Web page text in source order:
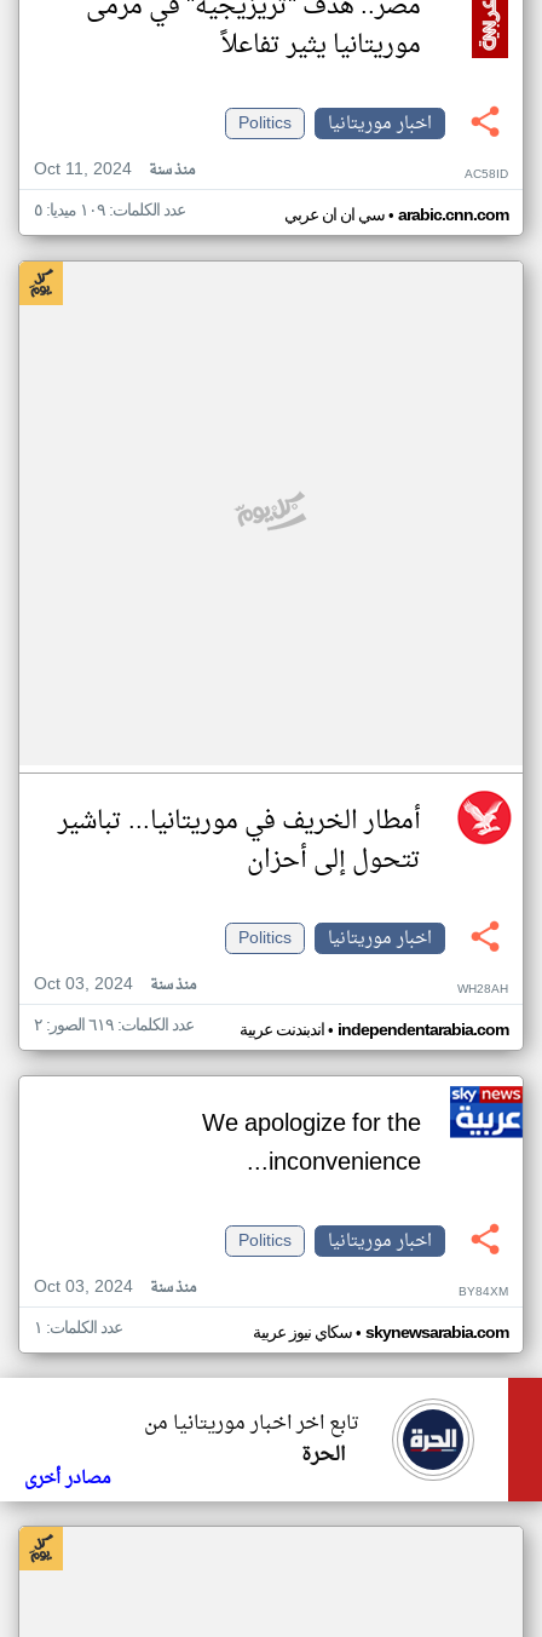
موريتانيا يثير تفاعلاً
اخبار موريتانيا
Politics
Oct 11, 2024
منذ سنة AC58ID
سي ان ان عربي• arabic.cnn.com عدد الكلمات: ١٠٩ ميديا: ٥
أمطار الخريف في موريتانيا... تباشير
تتحول إلى أحزان
اخبار موريتانيا
Politics
Oct 03, 2024
منذ سنة WH28AH
اندبندنت عربية• independentarabia.com عدد الكلمات: ٦١٩ الصور: ٢
We apologize for the
inconvenience...
اخبار موريتانيا
Politics
Oct 03, 2024
منذ سنة BY84XM
سكاي نيوز عربية• skynewsarabia.com عدد الكلمات: ١
تابع اخر اخبار موريتانيا من
الحرة
مصادر أخرى